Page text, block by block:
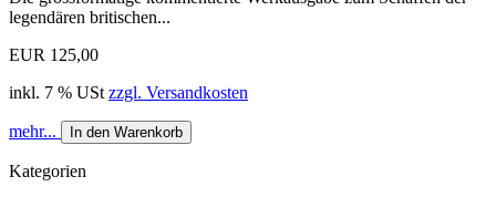
legendären britischen...
EUR 125,00
inkl. 7 % USt zzgl. Versandkosten
mehr... In den Warenkorb
Kategorien